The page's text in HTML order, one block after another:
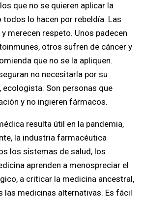
que no se quieren aplicar la
todos lo hacen por rebeldía. Las
merecen respeto. Unos padecen
otros sufren de cáncer y
que no se la apliquen.
no necesitarla por su
Son personas que
y no ingieren fármacos.
la industria farmacéutica
los sistemas de salud, los
aprenden a menospreciar el
a criticar la medicina ancestral,
las medicinas alternativas. Es fácil